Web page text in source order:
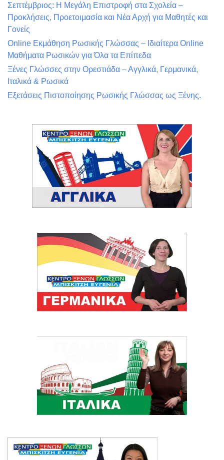
Σεπτέμβριος: Η Μεγάλη Επιστροφή στα Σχολεία –
Προκλήσεις, Προετοιμασία και Νέα Αρχή για Μαθητές και
Γονείς
Online Εκμάθηση Ρωσικής Γλώσσας – Ιδιαίτερα Online
Μαθήματα Ρωσικών για Όλα τα Επίπεδα
Ξένες Γλώσσες στην Ορεστιάδα – Αγγλικά, Γερμανικά,
Ιταλικά & Ρωσικά
Εξετάσεις Πιστοποίησης Ρωσικής Γλώσσας ως Ξένης.